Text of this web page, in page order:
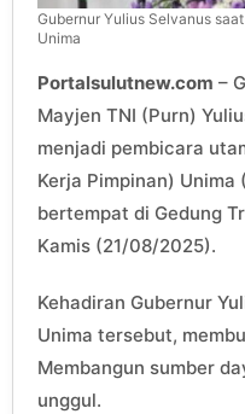
Gubernur Yulius Selvanus
Unima
Portalsulutnew.com –
Mayjen TNI (Purn)
menjadi pembicara
Kerja Pimpinan)
bertempat di Gedung
Kamis (21/08/2025).
Kehadiran Gubernur
Unima tersebut,
Membangun sumber
unggul.